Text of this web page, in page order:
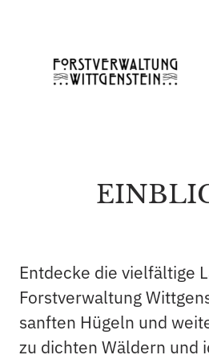
Entdecke die vielfältige
Forstverwaltung
sanften Hügeln und
zu dichten Wäldern und